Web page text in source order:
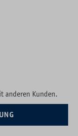
anderen Kunden.